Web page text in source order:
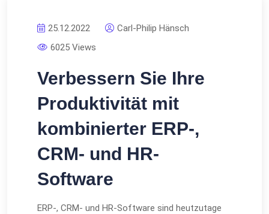
25.12.2022
Carl-Philip Hänsch
6025 Views
Verbessern Sie Ihre
Produktivität mit
kombinierter ERP-,
CRM- und HR-
Software
ERP-, CRM- und HR-Software sind heutzutage